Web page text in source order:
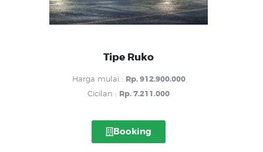
Tipe Ruko
Harga mulai : Rp. 912.900.000
Cicilan : Rp. 7.211.000
Booking